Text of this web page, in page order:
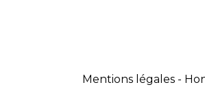
Mentions légales -